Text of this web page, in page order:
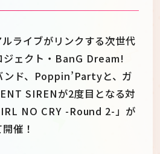
ライブがリンクする次世代
ジェクト・BanG Dream!
ンド、Poppin’Partyと、ガ
SIRENが2度目となる対
NO CRY -Round 2-」が
催！